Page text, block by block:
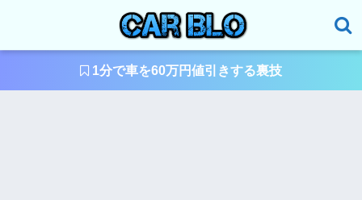
1分で車を60万円値引きする裏技